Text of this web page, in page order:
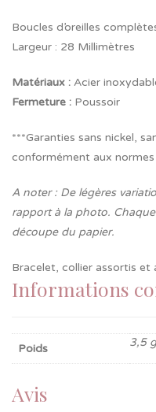
Boucles d’oreilles
Largeur : 28 Millimètres
Matériaux : Acier
Fermeture : Poussoir
***Garanties sans nickel,
conformément aux
A noter : De légères
rapport à la photo.
découpe du papier.
Bracelet, collier assortis et
Informations
Poids 3,5 g
Avis